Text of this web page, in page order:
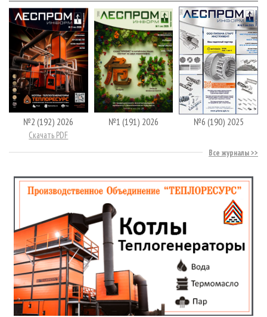
№2 (192) 2026
Скачать PDF
№1 (191) 2026 №6 (190) 2025
Все журналы